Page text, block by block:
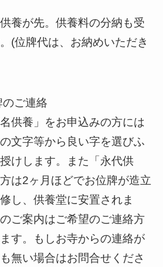
養が先。供養料の分納も受
(位牌代は、お納めいただき
ご連絡
供養」をお申込みの方には
文字等から良い字を選びふ
けします。また「永代供
は2ヶ月ほどでお位牌が造立
し、供養堂に安置されま
ご案内はご希望のご連絡方
す。もしお寺からの連絡が
無い場合はお問合せくださ